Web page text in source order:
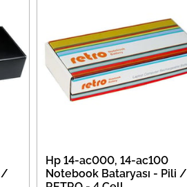
/
Hp 14-ac000, 14-ac100
Notebook Bataryası - Pili /